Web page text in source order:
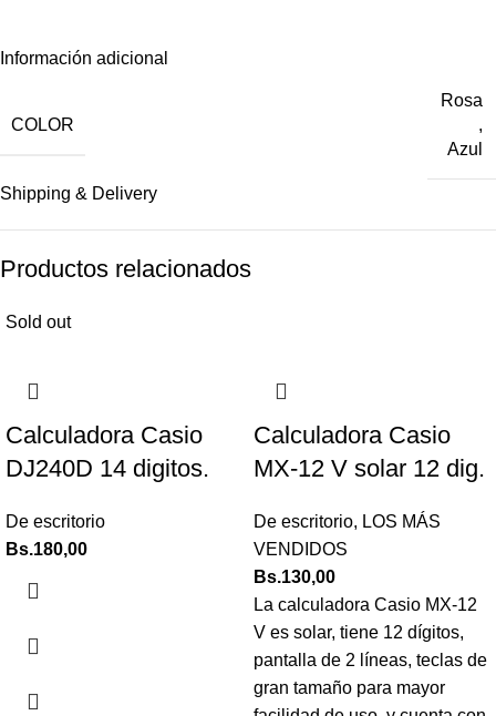
Información adicional
COLOR
Rosa
,
Azul
Shipping & Delivery
Productos relacionados
Sold out
Calculadora Casio
DJ240D 14 digitos.
De escritorio
Bs.180,00
Calculadora Casio
MX-12 V solar 12 dig.
De escritorio, LOS MÁS
VENDIDOS
Bs.130,00
La calculadora Casio MX-12
V es solar, tiene 12 dígitos,
pantalla de 2 líneas, teclas de
gran tamaño para mayor